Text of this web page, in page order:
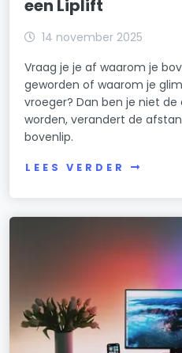
een Liplift
14 november 2025
Vraag je je af waarom je
geworden of waarom je
vroeger? Dan ben je niet
worden, verandert de
bovenlip.
LEES VERDER